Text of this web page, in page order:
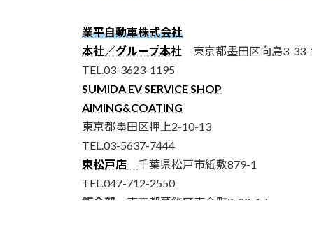
業平自動車株式会社
本社／グループ本社 東京都墨田区向島3-33-
TEL.03-3623-1195
SUMIDA EV SERVICE SHOP
AIMING&COATING
東京都墨田区押上2-10-13
TEL.03-5637-7444
東松戸店
千葉県松戸市紙敷879-1
TEL.047-712-2550
鈑金部 東京都葛飾区東金町8-20-17